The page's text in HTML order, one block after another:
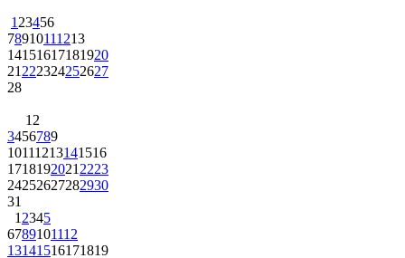
1 23456
78910111213
14151617181920
21 222324252627
28
1 2
3456789
10111213141516
1718192021 2223
24252627282930
31
1 2345
6789101112
13141516171819